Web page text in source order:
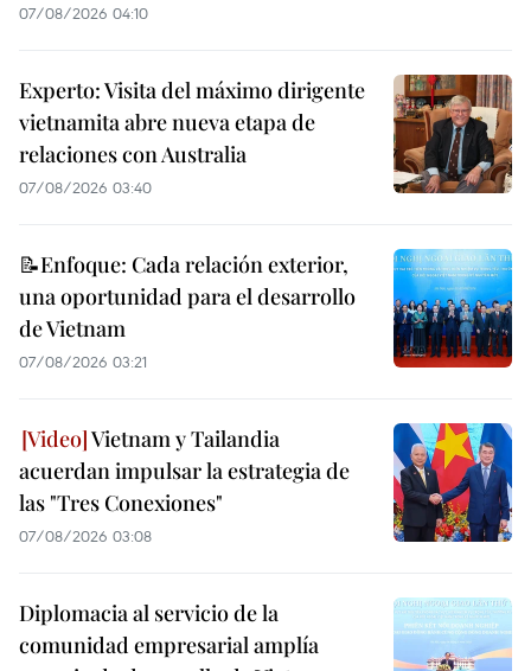
07/08/2026 04:10
Experto: Visita del máximo dirigente
vietnamita abre nueva etapa de
relaciones con Australia
07/08/2026 03:40
📝Enfoque: Cada relación exterior,
una oportunidad para el desarrollo
de Vietnam
07/08/2026 03:21
Vietnam y Tailandia
acuerdan impulsar la estrategia de
las "Tres Conexiones"
07/08/2026 03:08
Diplomacia al servicio de la
comunidad empresarial amplía